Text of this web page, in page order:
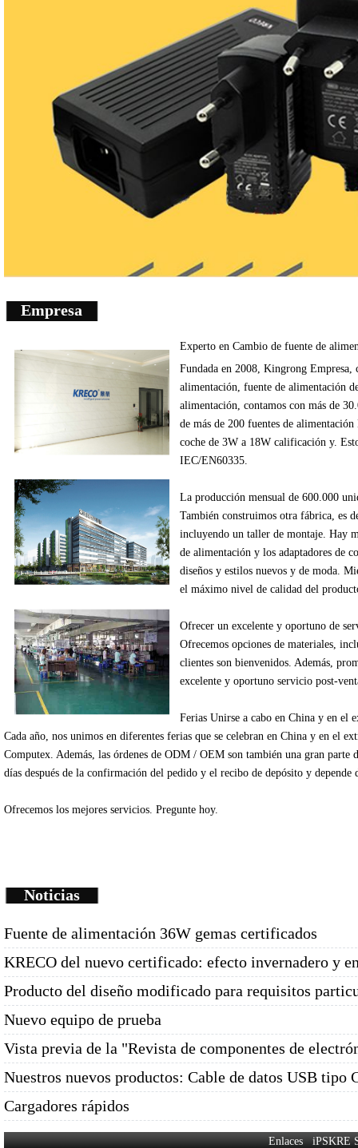
Empresa
Experto en Cambio de fuente de
Fundada en 2008 Kingrong Empresa,
alimentación , fuente de alimentación
alimentación contamos con más de
de más de 200 fuentes de alimentación
coche de 3W a 18W calificación y.
IEC/EN60335
La producción mensual de 600.000
También construimos otra fábrica , es
incluyendo un taller de montaje Hay
de alimentación y los adaptadores de
diseños y estilos nuevos y de moda.
el máximo nivel de calidad del
Ofrecer un excelente y oportuno de
Ofrecemos opciones de materiales ,
clientes son bienvenidos. Además ,
excelente y oportuno servicio post-
Ferias Unirse a cabo en China y en el
Cada año , nos unimos en diferentes ferias que se celebran en China y en el
Computex Además , las órdenes de ODM / OEM son también una gran parte
días después de la confirmación del pedido y el recibo de depósito y depende
Ofrecemos los mejores servicios. Pregunte hoy.
Noticias
Fuente de alimentación 36W gemas certificados
KRECO del nuevo certificado: efecto invernadero y
Producto del diseño modificado para requisitos
Nuevo equipo de prueba
Vista previa de la "Revista de componentes de
Nuestros nuevos productos: Cable de datos USB tipo
Cargadores rápidos
EnlacesiPSKRE